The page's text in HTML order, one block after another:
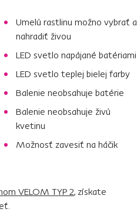
Umelú rastlinu možno vybrať a
nahradiť živou
LED svetlo napájané batériami
LED svetlo teplej bielej farby
Balenie neobsahuje batérie
Balenie neobsahuje živú
kvetinu
Možnosť zavesiť na háčik
VELOM TYP 2, získate